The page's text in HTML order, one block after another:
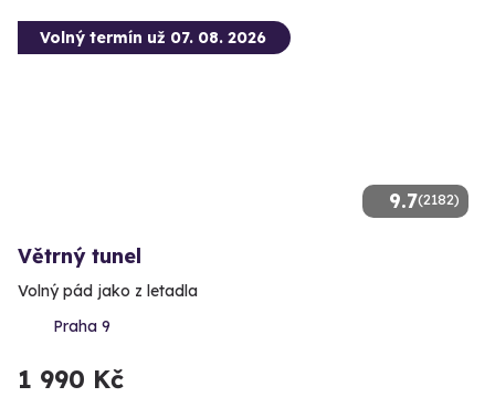
9.7(2182)
Volný termín už 07. 08. 2026
Větrný tunel
Volný pád jako z letadla
Praha 9
1 990 Kč